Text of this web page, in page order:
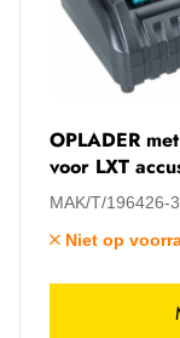
OPLADER
voor LXT
MAK/T/196426-3
Niet op